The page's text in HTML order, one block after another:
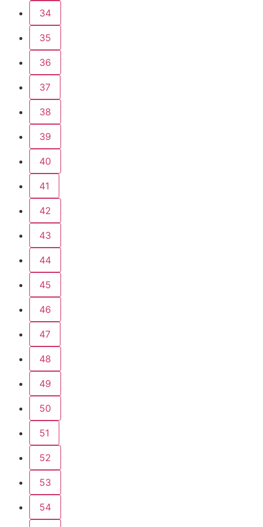
34
35
36
37
38
39
40
41
42
43
44
45
46
47
48
49
50
51
52
53
54